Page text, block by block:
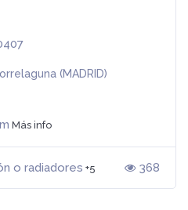
(MADRID)
Más info
o radiadores +5 368